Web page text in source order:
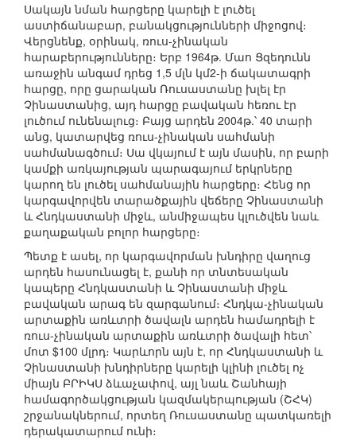
Սակայն նման հարցերը կարելի է լուծել
աստիճանաբար, բանակցությունների միջոցով։
Վերցնենք, օրինակ, ռուս-չինական
հարաբերությունները։ Երբ 1964թ. Մաո Ցզեդունն
առաջին անգամ դրեց 1,5 մլն կմ2-ի ճակատագրի
հարցը, որը ցարական Ռուսաստանը խլել էր
Չինաստանից, այդ հարցը բավական հեռու էր
լուծում ունենալուց։ Բայց արդեն 2004թ.՝ 40 տարի
անց, կատարվեց ռուս-չինական սահմանի
սահմանագծում։ Սա վկայում է այն մասին, որ բարի
կամքի առկայության պարագայում երկրները
կարող են լուծել սահմանային հարցերը։ Հենց որ
կարգավորվեն տարածքային վեճերը Չինաստանի
և Հնդկաստանի միջև, անմիջապես կլուծվեն նաև
քաղաքական բոլոր հարցերը։
Պետք է ասել, որ կարգավորման խնդիրը վաղուց
արդեն հասունացել է, քանի որ տնտեսական
կապերը Հնդկաստանի և Չինաստանի միջև
բավական արագ են զարգանում։ Հնդկա-չինական
արտաքին առևտրի ծավալն արդեն համադրելի է
ռուս-չինական արտաքին առևտրի ծավալի հետ՝
մոտ $100 մլրդ։ Կարևորն այն է, որ Հնդկաստանի և
Չինաստանի խնդիրները կարելի կլինի լուծել ոչ
միայն ԲՐԻԿՍ ձևաչափով, այլ նաև Շանհայի
համագործակցության կազմակերպության (ՇՀԿ)
շրջանակներում, որտեղ Ռուսաստանը պատկառելի
դերակատարում ունի։